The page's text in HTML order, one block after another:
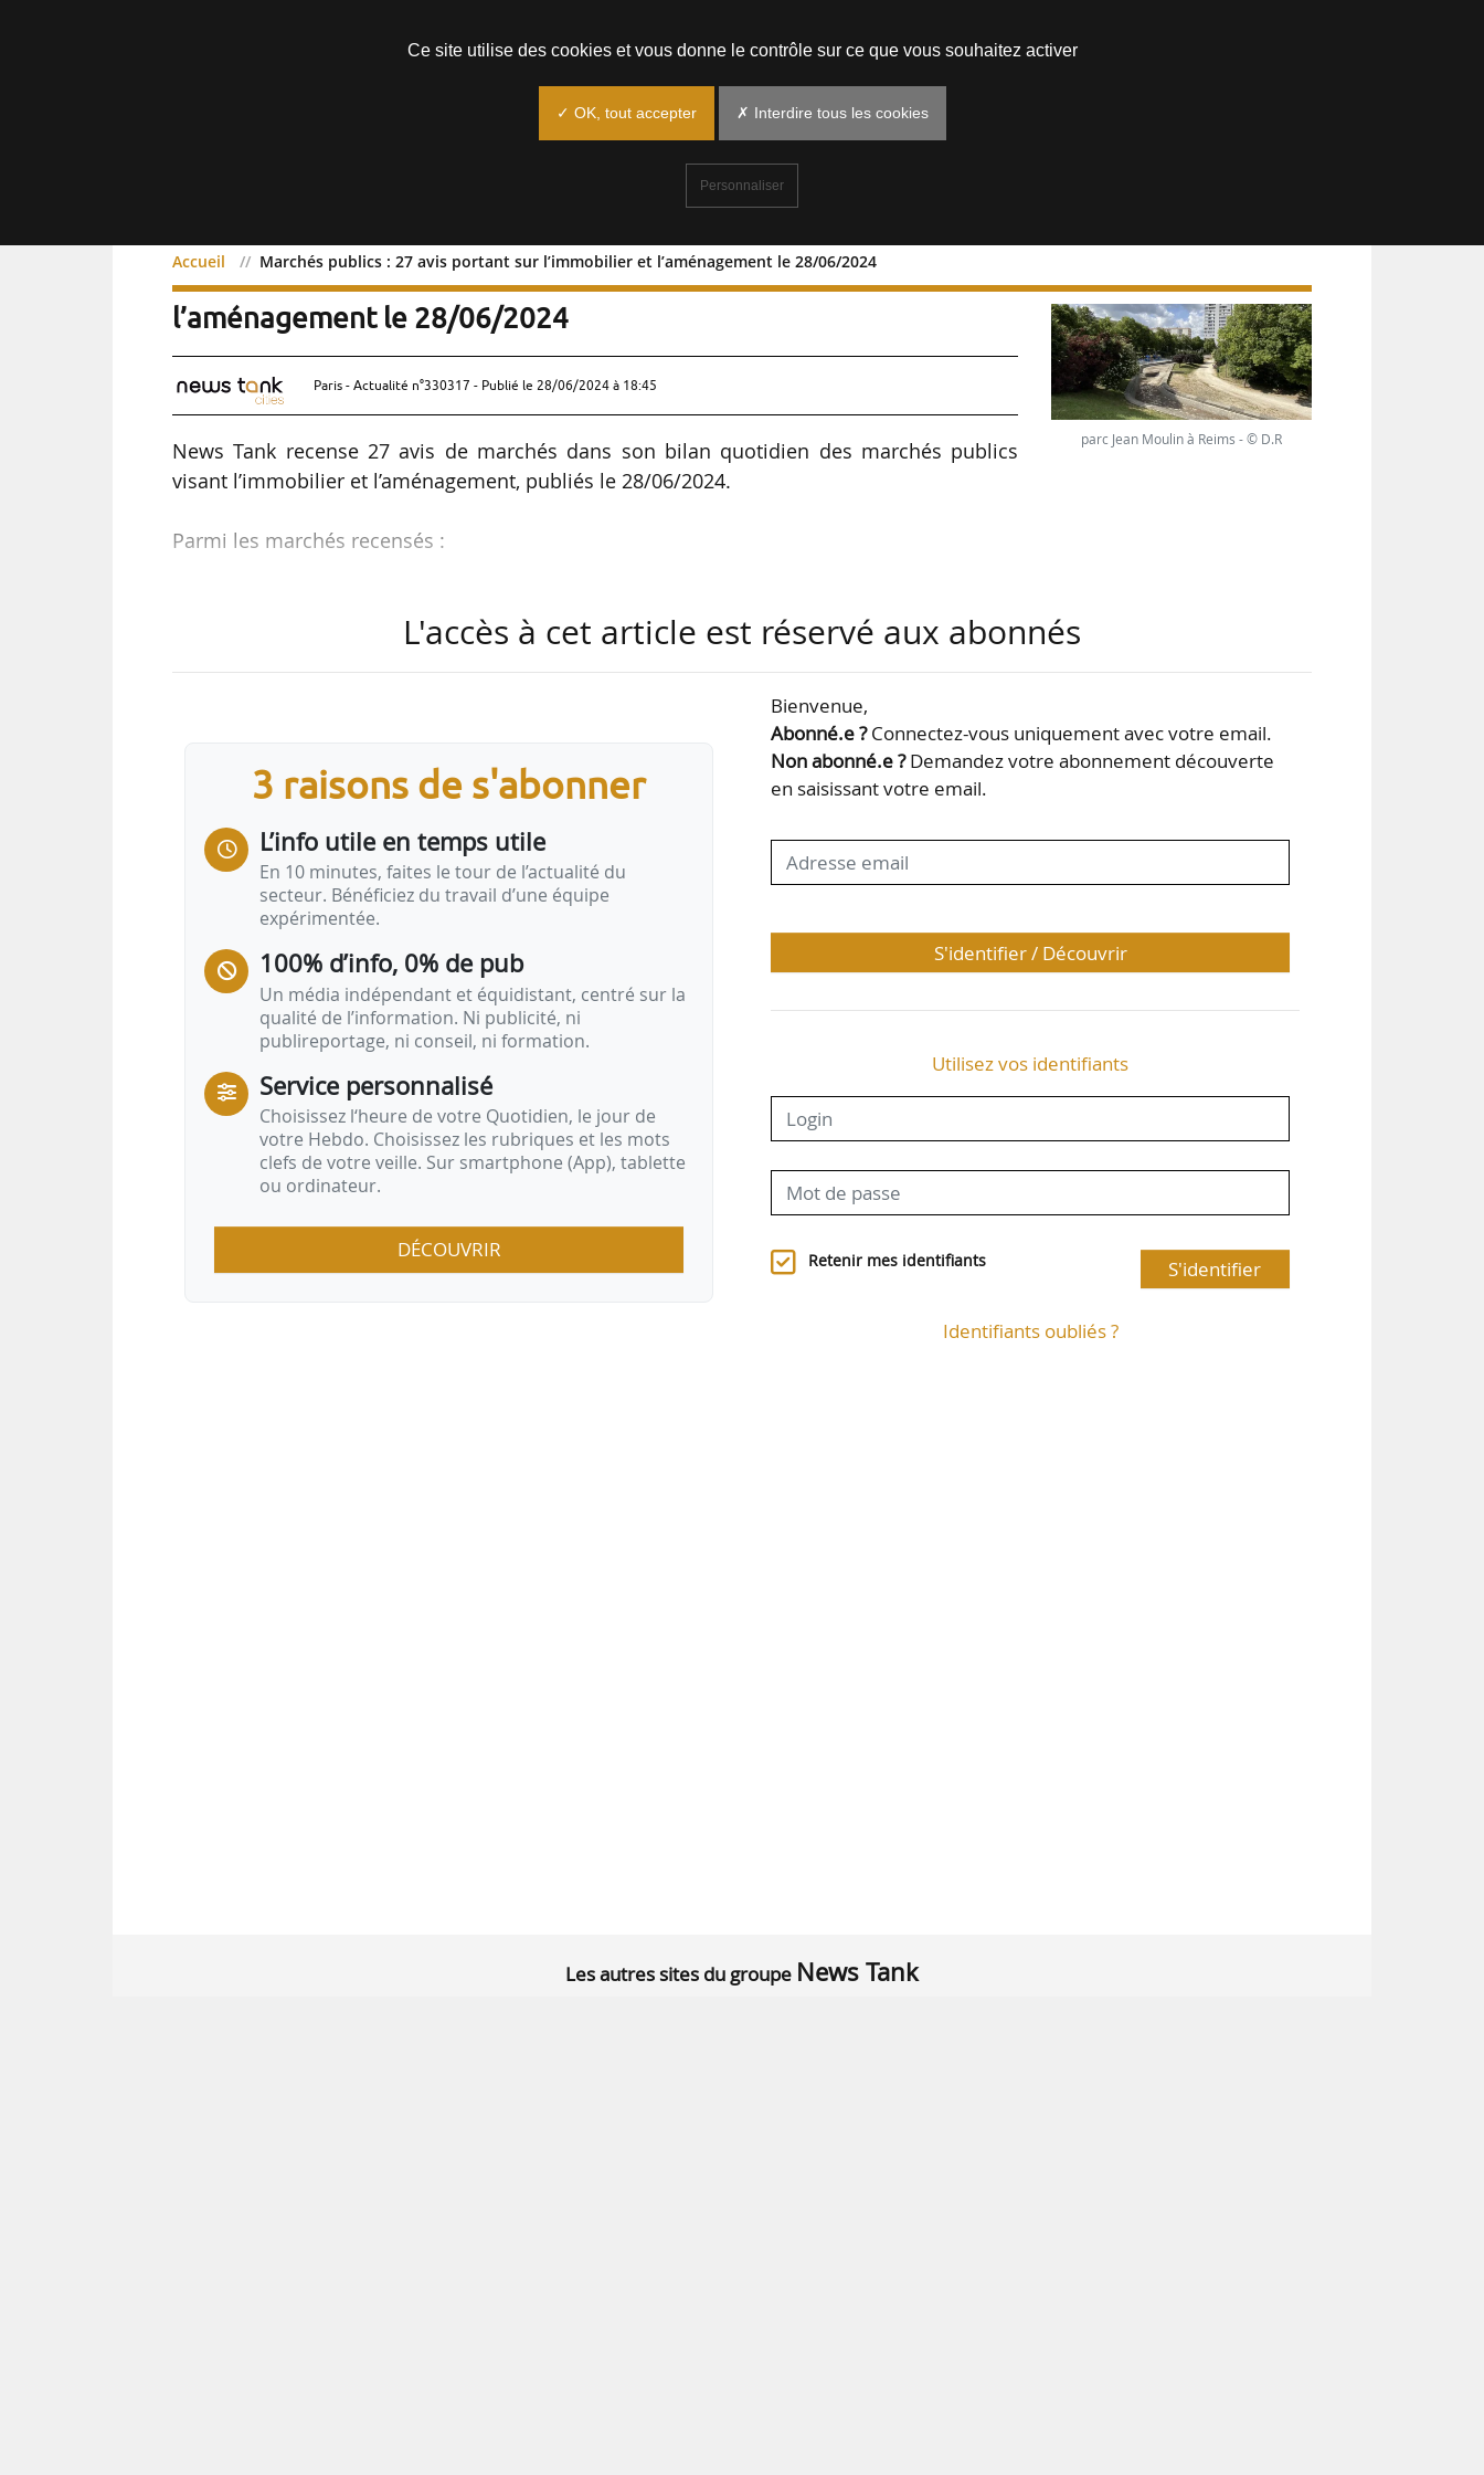
Accueil Marchés publics : 27 avis portant sur l’immobilier et l’aménagement le 28/06/2024
Marchés publics : 27 avis portant sur l’immobilier et
l’aménagement le 28/06/2024
Paris - Actualité n°330317 - Publié le 28/06/2024 à 18:45
News Tank recense 27 avis de marchés dans son bilan quotidien des marchés publics
visant l’immobilier et l’aménagement, publiés le 28/06/2024.
Parmi les marchés recensés :
• travaux de réhabilitation de 52 logements collectifs à Aramon (Gard) pour Un toit pour
• travaux d’aménagement des espaces publics du quartier de Hauteville, dans le cadre du
• réaménagement du parc Jean Moulin pour la Ville de Reims.
Avis
Habitat - Immobilier
Mission de maîtrise d’oeuvre pour la construction d’environ 52 logements pourRouen Habitat (Seine-
Maritime), jusqu’au 31/07/2024.
Lien vers la consultation
Travaux…
parc Jean Moulin à Reims - © D.R
L'accès à cet article est réservé aux abonnés
3 raisons de s'abonner
L’info utile en temps utile
En 10 minutes, faites le tour de l’actualité du
secteur. Bénéficiez du travail d’une équipe
expérimentée.
100% d’info, 0% de pub
Un média indépendant et équidistant, centré sur la
qualité de l’information. Ni publicité, ni
publireportage, ni conseil, ni formation.
Service personnalisé
Choisissez l‘heure de votre Quotidien, le jour de
votre Hebdo. Choisissez les rubriques et les mots
clefs de votre veille. Sur smartphone (App), tablette
ou ordinateur.
DÉCOUVRIR
Bienvenue,
Abonné.e ?Connectez-vous uniquement avec votre email.
Non abonné.e ?Demandez votre abonnement découverte
en saisissant votre email.
S'identifier / Découvrir
Utilisez vos identifiants
Retenir mes identifiants S'identifier
Identifiants oubliés ?
Les autres sites du groupe News Tank
Ce site utilise des cookies et vous donne le contrôle sur ce que vous souhaitez activer
✓ OK, tout accepter ✗ Interdire tous les cookies
Personnaliser